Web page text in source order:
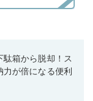
駄箱から脱却！ス
が倍になる便利